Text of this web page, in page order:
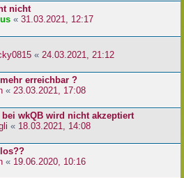
nicht
« 31.03.2021, 12:17
« 24.03.2021, 21:12
erreichbar ?
« 23.03.2021, 17:08
bei wkQB wird nicht akzeptiert
« 18.03.2021, 14:08
« 19.06.2020, 10:16